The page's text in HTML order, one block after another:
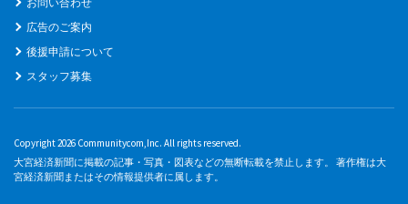
広告のご案内
後援申請について
スタッフ募集
Copyright 2026 Communitycom,Inc. All rights reserved.
大宮経済新聞に掲載の記事・写真・図表などの無断転載を禁止します。 著作権は大
宮経済新聞またはその情報提供者に属します。